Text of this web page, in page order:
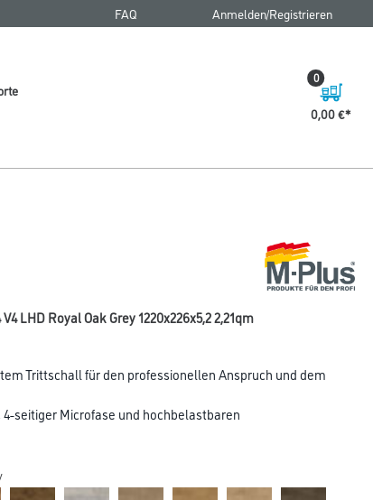
FAQ Anmelden/Registrieren
0,00 €
0
LHD Royal Oak Grey 1220x226x5,2 2,21qm
Trittschall für den professionellen Anspruch und dem
seitiger Microfase und hochbelastbaren